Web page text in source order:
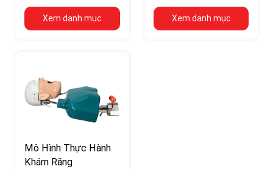
Xem danh mục Xem danh mục
Mô Hình Thực Hành
Khám Răng